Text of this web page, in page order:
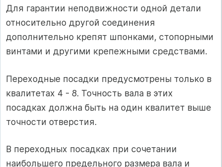
Для гарантии неподвижности одной детали
относительно другой соединения
дополнительно крепят шпонками, стопорными
винтами и другими крепежными средствами.
Переходные посадки предусмотрены только в
квалитетах 4 - 8. Точность вала в этих
посадках должна быть на один квалитет выше
точности отверстия.
В переходных посадках при сочетании
наибольшего предельного размера вала и